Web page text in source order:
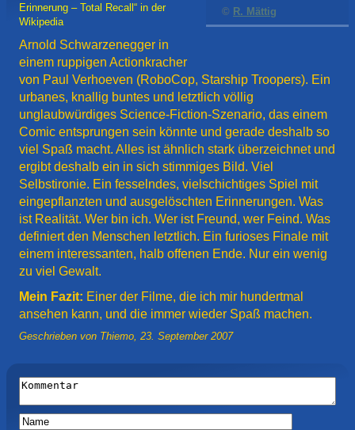
© R. Mättig
Erinnerung – Total Recall“ in der
Wikipedia
Arnold Schwarzenegger in
einem ruppigen Actionkracher
von Paul Verhoeven (RoboCop, Starship Troopers). Ein
urbanes, knallig buntes und letztlich völlig
unglaubwürdiges Science-Fiction-Szenario, das einem
Comic entsprungen sein könnte und gerade deshalb so
viel Spaß macht. Alles ist ähnlich stark überzeichnet und
ergibt deshalb ein in sich stimmiges Bild. Viel
Selbstironie. Ein fesselndes, vielschichtiges Spiel mit
eingepflanzten und ausgelöschten Erinnerungen. Was
ist Realität. Wer bin ich. Wer ist Freund, wer Feind. Was
definiert den Menschen letztlich. Ein furioses Finale mit
einem interessanten, halb offenen Ende. Nur ein wenig
zu viel Gewalt.
Mein Fazit: Einer der Filme, die ich mir hundertmal
ansehen kann, und die immer wieder Spaß machen.
Geschrieben von Thiemo 23. September 2007